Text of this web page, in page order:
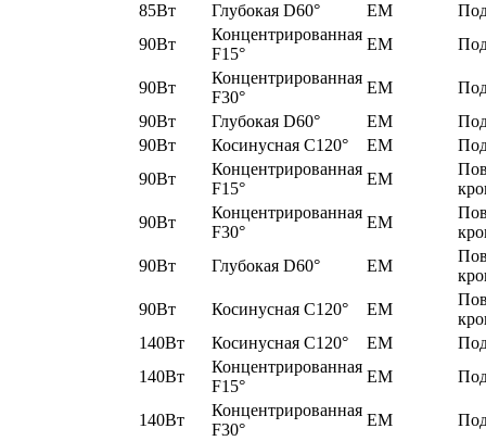
85Вт
Глубокая D60° EM
90Вт
Концентрированная
F15°
EM
90Вт
Концентрированная
F30°
EM
90Вт
Глубокая D60° EM
90Вт
Косинусная C120° EM
90Вт
Концентрированная
F15°
EM
90Вт
Концентрированная
F30°
EM
90Вт
Глубокая D60° EM
90Вт
Косинусная C120° EM
140Вт
Косинусная C120° EM
140Вт
Концентрированная
F15°
EM
140Вт
Концентрированная
F30°
EM